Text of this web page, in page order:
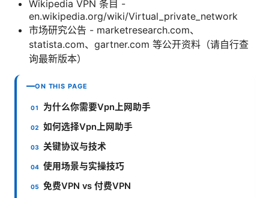
Wikipedia VPN 条目 -
en.wikipedia.org/wiki/Virtual_private_network
市场研究公告 - marketresearch.com、
statista.com、gartner.com 等公开资料（请自行查
询最新版本）
ON THIS PAGE
为什么你需要Vpn上网助手
如何选择Vpn上网助手
关键协议与技术
使用场景与实操技巧
免费VPN vs 付费VPN